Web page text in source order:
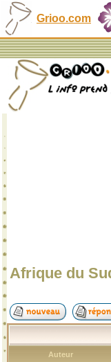
Grioo.com
Afrique du
Auteur